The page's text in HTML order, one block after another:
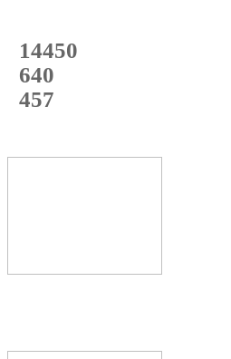
14450
с начала года
640
с начала месяца
457
с начала недели